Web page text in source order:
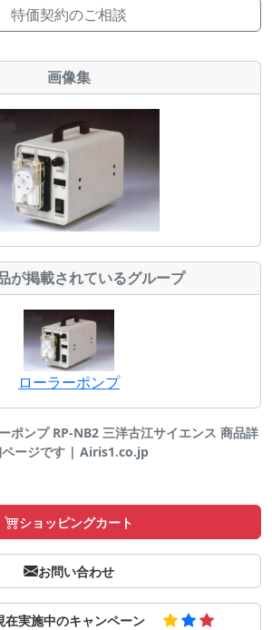
特価契約のご相談
画像集
が掲載されているグループ
ローラーポンプ
ポンプ RP-NB2 三洋古江サイエンス 商品詳
ージです | Airis1.co.jp
ショッピングカート
お問い合わせ
在実施中のキャンペーン